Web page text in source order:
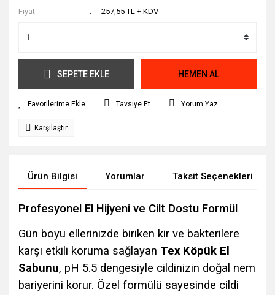
Fiyat
257,55 TL + KDV
SEPETE EKLE HEMEN AL
Tavsiye Et Yorum Yaz
Karşılaştır
Ürün Bilgisi Yorumlar Taksit Seçenekleri
Profesyonel El Hijyeni ve Cilt Dostu Formül
Gün boyu ellerinizde biriken kir ve bakterilere
karşı etkili koruma sağlayan Tex Köpük El
Sabunu, pH 5.5 dengesiyle cildinizin doğal nem
bariyerini korur. Özel formülü sayesinde cildi